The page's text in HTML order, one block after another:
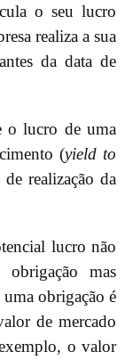
o seu lucro
realiza a sua
da data de
o lucro de uma
(yield to
realização da
lucro não
obrigação mas
obrigação é
de mercado
o valor